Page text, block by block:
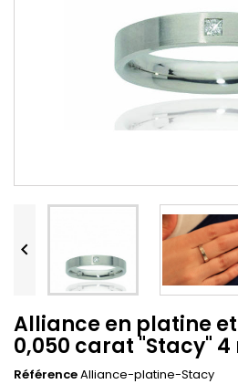

Alliance en platine
0,050 carat "Stacy"
RéférenceAlliance-platine-Stacy